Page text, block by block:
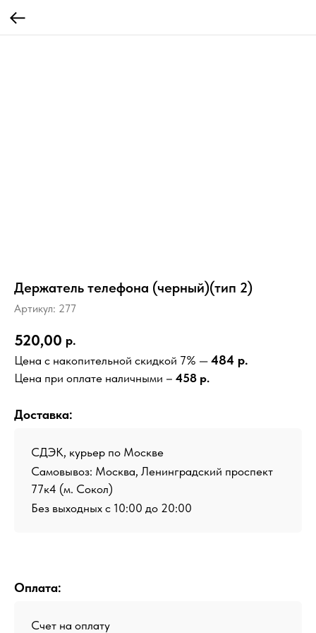
Держатель телефона (черный)(тип 2)
Артикул: 277
520,00 р.
Цена с накопительной скидкой 7% — 484 р.
Цена при оплате наличными – 458 р.
Доставка:
СДЭК, курьер по Москве
Самовывоз: Москва, Ленинградский проспект
77к4 (м. Сокол)
Без выходных с 10:00 до 20:00
Оплата:
Счет на оплату